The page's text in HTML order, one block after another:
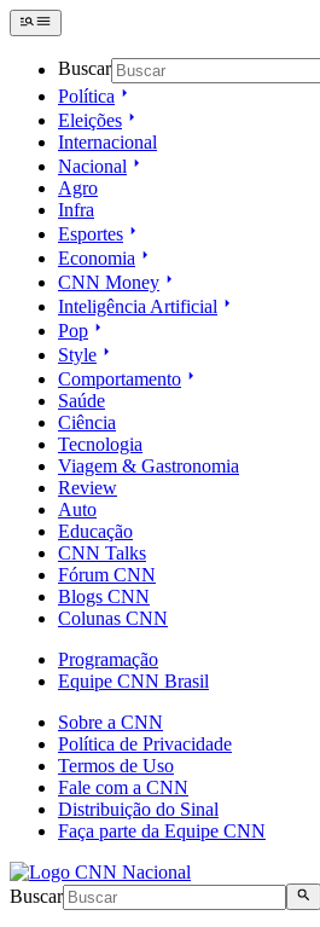
Buscar
Política
Eleições
Internacional
Nacional
Agro
Infra
Esportes
Economia
CNN Money
Inteligência Artificial
Pop
Style
Comportamento
Saúde
Ciência
Tecnologia
Viagem & Gastronomia
Review
Auto
Educação
CNN Talks
Fórum CNN
Blogs CNN
Colunas CNN
Programação
Equipe CNN Brasil
Sobre a CNN
Política de Privacidade
Termos de Uso
Fale com a CNN
Distribuição do Sinal
Faça parte da Equipe CNN
Buscar